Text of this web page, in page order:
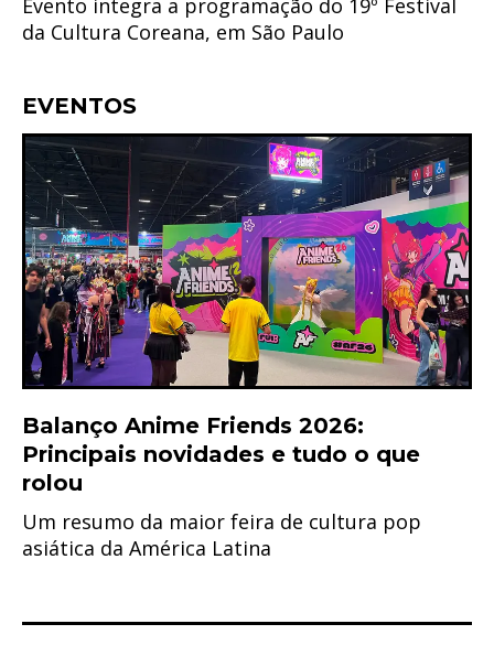
Evento integra a programação do 19º Festival
da Cultura Coreana, em São Paulo
EVENTOS
Balanço Anime Friends 2026:
Principais novidades e tudo o que
rolou
Um resumo da maior feira de cultura pop
asiática da América Latina